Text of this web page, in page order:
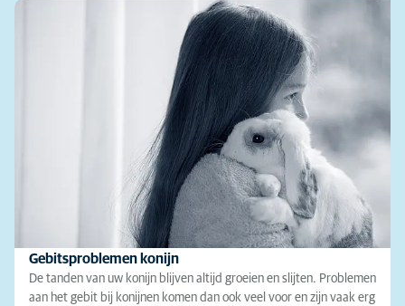
Gebitsproblemen konijn
De tanden van uw konijn blijven altijd groeien en slijten. Problemen
aan het gebit bij konijnen komen dan ook veel voor en zijn vaak erg